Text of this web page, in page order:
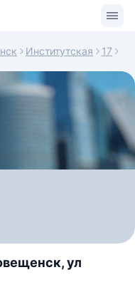
Институтская 17
ул